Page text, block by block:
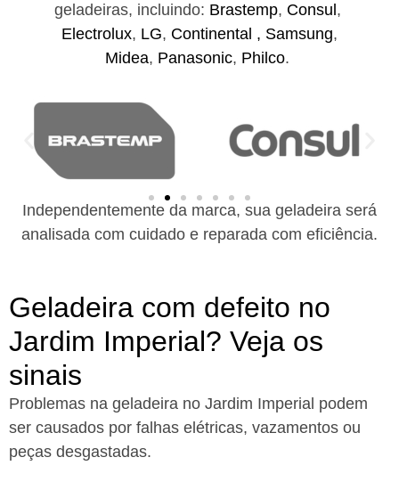
geladeiras, incluindo: Brastemp, Consul ,
Electrolux, LG, Continental , Samsung,
Midea, Panasonic, Philco.
Independentemente da marca, sua geladeira será
analisada com cuidado e reparada com eficiência.
Geladeira com defeito no
Jardim Imperial? Veja os
sinais
Problemas na geladeira no Jardim Imperial podem
ser causados por falhas elétricas, vazamentos ou
peças desgastadas.